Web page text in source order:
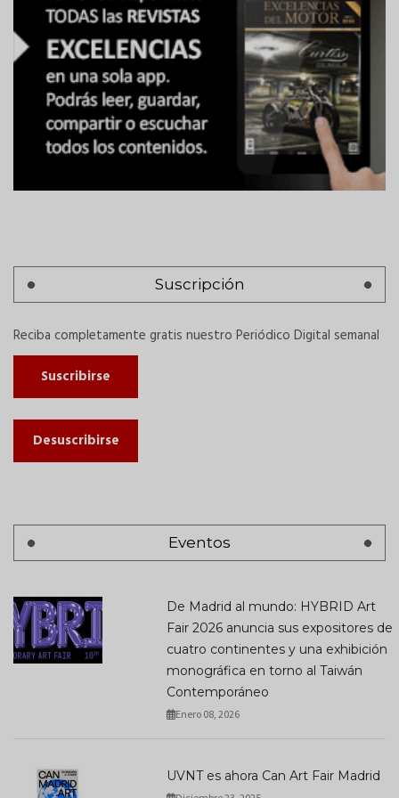
Suscripción
Reciba completamente gratis nuestro Periódico Digital semanal
Suscribirse
Desuscribirse
Eventos
De Madrid al mundo: HYBRID Art
Fair 2026 anuncia sus expositores de
cuatro continentes y una exhibición
monográfica en torno al Taiwán
Contemporáneo
Enero 08, 2026
UVNT es ahora Can Art Fair Madrid